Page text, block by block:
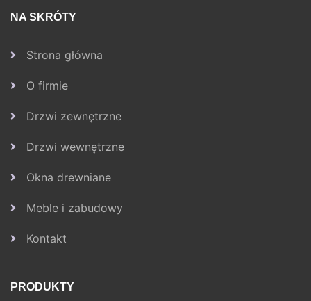
NA SKRÓTY
Strona główna
O firmie
Drzwi zewnętrzne
Drzwi wewnętrzne
Okna drewniane
Meble i zabudowy
Kontakt
PRODUKTY